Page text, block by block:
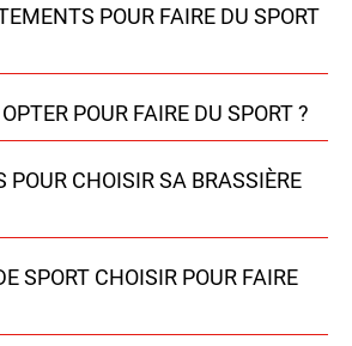
POUR FAIRE DU SPORT
POUR FAIRE DU SPORT ?
POUR CHOISIR SA BRASSIÈRE
SPORT CHOISIR POUR FAIRE